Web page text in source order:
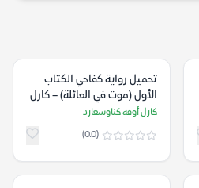
تحميل رواية كفاحي الكتاب
الأول (موت في العائلة) – كارل
أوفه كناوسغارد
كارل أوفه كناوسغارد
(0.0)